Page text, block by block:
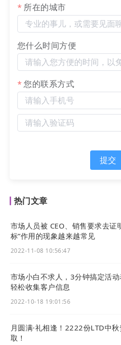
iv. 修复部分视频播放流量没
本次升级修复了部分网站 页
2) 新增会员登录日志
本次升级，我们新增了商城/
志查看功能，支持搜索及导出
你可以根据关键字、IP地址
志进行筛选。
点击图中的导出按钮，即可
一次可导出5000条数据。
所在的城市
您什么时间方便
您的联系方式
提交
热门文章
市场人员被 CEO、销售要求去证
标”作用的现象越来越常见
2022-11-08 10:56:47
市场小白不求人，3分钟搞定活动
轻松收集客户信息
2022-10-18 19:01:56
月圆满·礼相逢！2222份LTD中
取！